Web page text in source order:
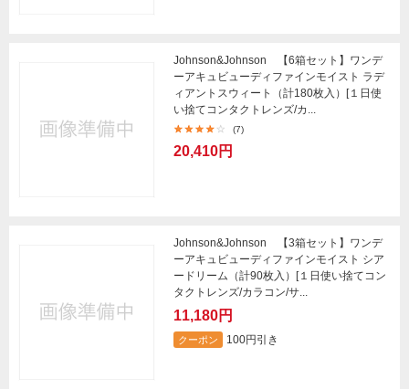
Johnson&Johnson 【6箱セット】ワンデ
ーアキュビューディファインモイスト ラデ
ィアントスウィート（計180枚入）[１日使
い捨てコンタクトレンズ/カ...
(7)
20,410円
Johnson&Johnson 【3箱セット】ワンデ
ーアキュビューディファインモイスト シア
ードリーム（計90枚入）[１日使い捨てコン
タクトレンズ/カラコン/サ...
11,180円
クーポン 100円引き